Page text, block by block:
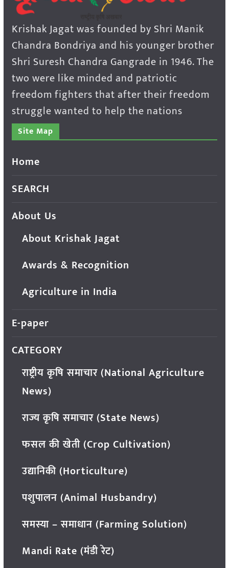
Krishak Jagat was founded by Shri Manik
Chandra Bondriya and his younger brother
Shri Suresh Chandra Gangrade in 1946. The
two were like minded and patriotic
freedom fighters that after their freedom
struggle wanted to help the nations
Site Map
Home
SEARCH
About Us
About Krishak Jagat
Awards & Recognition
Agriculture in India
E-paper
CATEGORY
राष्ट्रीय कृषि समाचार (National Agriculture
News)
राज्य कृषि समाचार (State News)
फसल की खेती (Crop Cultivation)
उद्यानिकी (Horticulture)
पशुपालन (Animal Husbandry)
समस्या – समाधान (Farming Solution)
Mandi Rate (मंडी रेट)